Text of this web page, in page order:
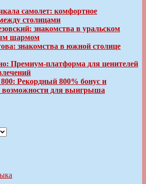
самолет: комфортное
столицами
знакомства в уральском
шармом
знакомства в южной столице
Премиум-платформа для ценителей
Рекордный 800% бонус и
возможности для выигрыша